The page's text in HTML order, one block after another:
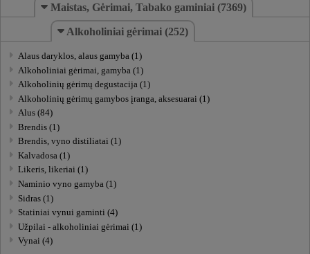
Maistas, Gėrimai, Tabako gaminiai (7369)
Alkoholiniai gėrimai (252)
Alaus daryklos, alaus gamyba (1)
Alkoholiniai gėrimai, gamyba (1)
Alkoholinių gėrimų degustacija (1)
Alkoholinių gėrimų gamybos įranga, aksesuarai (1)
Alus (84)
Brendis (1)
Brendis, vyno distiliatai (1)
Kalvadosa (1)
Likeris, likeriai (1)
Naminio vyno gamyba (1)
Sidras (1)
Statiniai vynui gaminti (4)
Užpilai - alkoholiniai gėrimai (1)
Vynai (4)